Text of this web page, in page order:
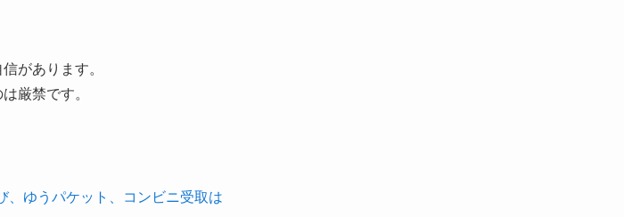
があります。
厳禁です。
ゆうパケット、コンビニ受取は